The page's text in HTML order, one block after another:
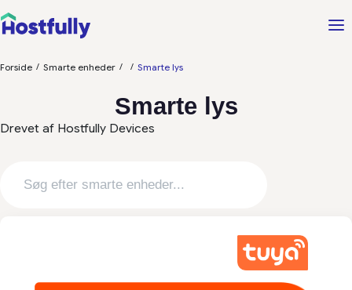
Forside / Smarte enheder / / Smarte lys
Smarte lys
Drevet af Hostfully Devices